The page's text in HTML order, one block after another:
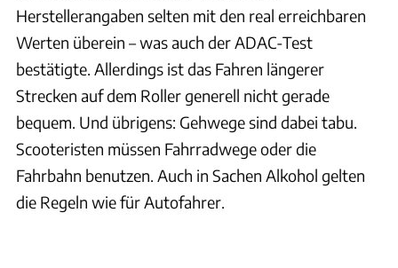
Herstellerangaben selten mit den real erreichbaren
Werten überein – was auch der ADAC-Test
bestätigte. Allerdings ist das Fahren längerer
Strecken auf dem Roller generell nicht gerade
bequem. Und übrigens: Gehwege sind dabei tabu.
Scooteristen müssen Fahrradwege oder die
Fahrbahn benutzen. Auch in Sachen Alkohol gelten
die Regeln wie für Autofahrer.